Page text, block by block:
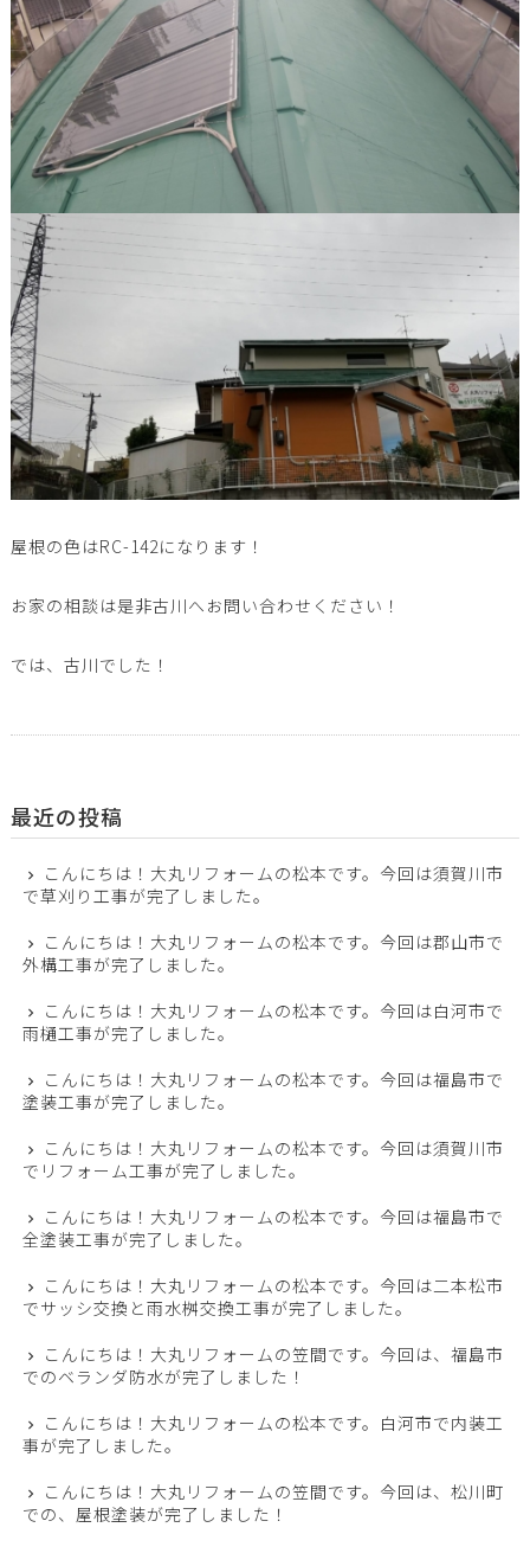
屋根の色はRC-142になります！
お家の相談は是非古川へお問い合わせください！
では、古川でした！
最近の投稿
こんにちは！大丸リフォームの松本です。今回は須賀川市
で草刈り工事が完了しました。
こんにちは！大丸リフォームの松本です。今回は郡山市で
外構工事が完了しました。
こんにちは！大丸リフォームの松本です。今回は白河市で
雨樋工事が完了しました。
こんにちは！大丸リフォームの松本です。今回は福島市で
塗装工事が完了しました。
こんにちは！大丸リフォームの松本です。今回は須賀川市
でリフォーム工事が完了しました。
こんにちは！大丸リフォームの松本です。今回は福島市で
全塗装工事が完了しました。
こんにちは！大丸リフォームの松本です。今回は二本松市
でサッシ交換と雨水桝交換工事が完了しました。
こんにちは！大丸リフォームの笠間です。今回は、福島市
でのベランダ防水が完了しました！
こんにちは！大丸リフォームの松本です。白河市で内装工
事が完了しました。
こんにちは！大丸リフォームの笠間です。今回は、松川町
での、屋根塗装が完了しました！